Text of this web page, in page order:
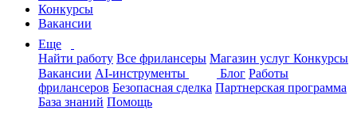
Конкурсы
Вакансии
Еще
Найти работу Все фрилансеры Магазин услуг Конкурсы
Вакансии AI-инструменты Блог Работы
фрилансеров Безопасная сделка Партнерская программа
База знаний Помощь